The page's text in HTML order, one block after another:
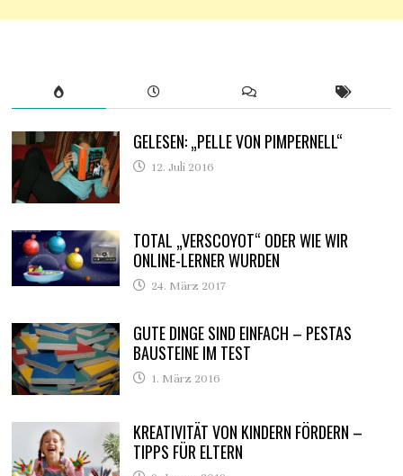
GELESEN: „PELLE VON PIMPERNELL“
12. Juli 2016
TOTAL „VERSCOYOT“ ODER WIE WIR
ONLINE-LERNER WURDEN
24. März 2017
GUTE DINGE SIND EINFACH – PESTAS
BAUSTEINE IM TEST
1. März 2016
KREATIVITÄT VON KINDERN FÖRDERN –
TIPPS FÜR ELTERN